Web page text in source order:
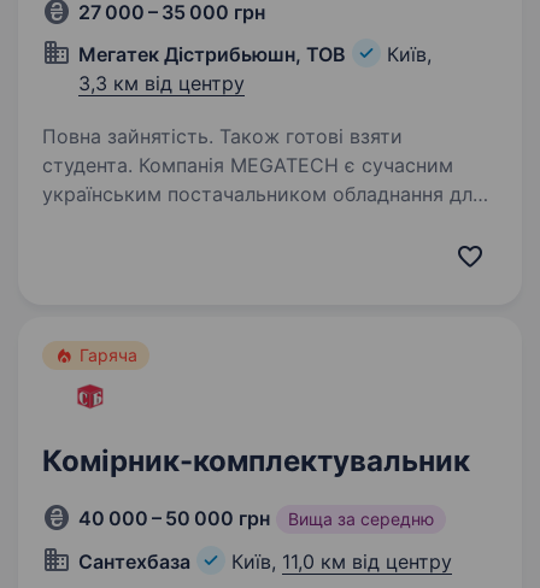
27 000 – 35 000 грн
Мегатек Дістрибьюшн, ТОВ
Київ,
3,3 км від центру
Повна зайнятість. Також готові взяти
студента. Компанія MEGATECH є сучасним
українським постачальником обладнання для
Наші основні напрями діяльності — мережеве
Гаряча
Комірник-комплектувальник
40 000 – 50 000 грн Вища за середню
Сантехбаза Київ, 11,0 км від центру